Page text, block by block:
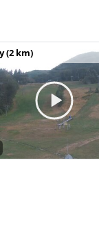
(2 km)